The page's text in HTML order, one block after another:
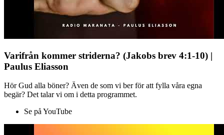
Varifrån kommer striderna? (Jakobs brev 4:1-10) |
Paulus Eliasson
Hör Gud alla böner? Även de som vi ber för att fylla våra egna
begär? Det talar vi om i detta programmet.
Se på YouTube